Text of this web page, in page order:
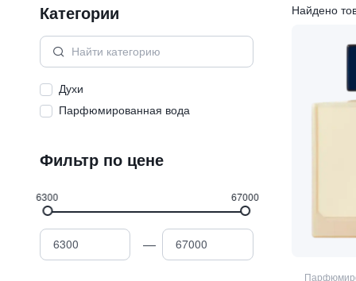
Найдено
Категории
Духи
Парфюмированная вода
Фильтр по цене
6300 67000
—